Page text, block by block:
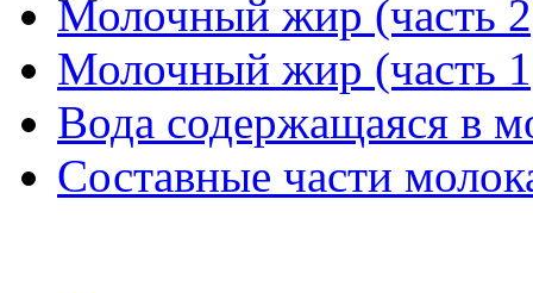
Молочный жир (часть
Молочный жир (часть
Вода содержащаяся в
Составные части